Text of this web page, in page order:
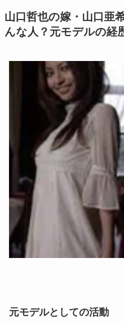
山口哲也の嫁・山口亜
んな人？元モデルの経
元モデルとしての活動